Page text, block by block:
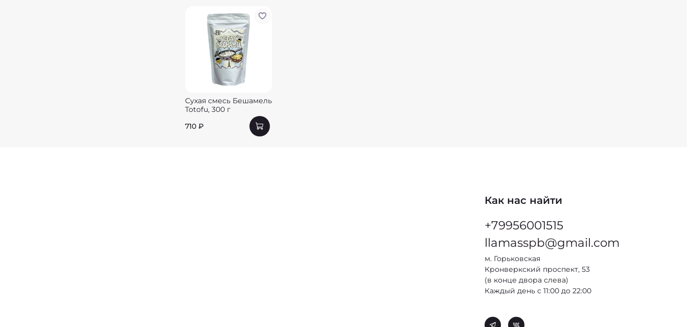
Сухая смесь Бешамель
Totofu, 300 г
710 ₽
Как нас найти
+79956001515
llamasspb@gmail.com
м. Горьковская
Кронверкский проспект, 53
(в конце двора слева)
Каждый день с 11:00 до 22:00